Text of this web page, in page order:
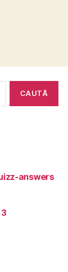
answers